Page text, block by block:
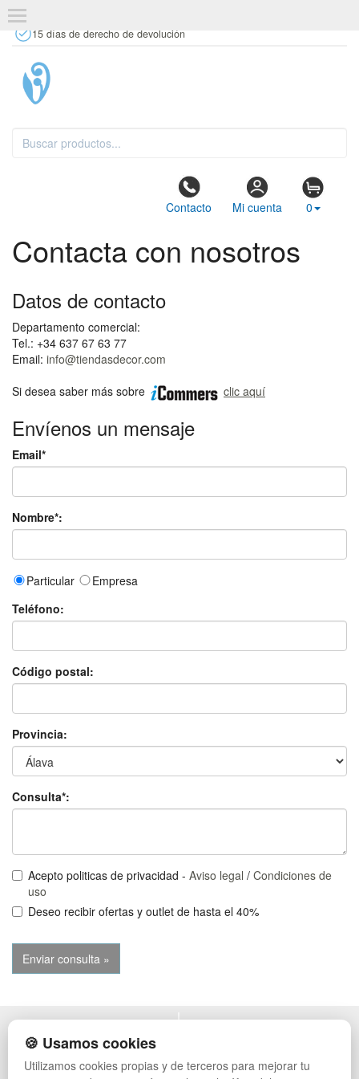
15 días de derecho de devolución
Contacto Mi cuenta 0
Contacta con nosotros
Datos de contacto
Departamento comercial:
Tel.: +34 637 67 63 77
Email: info@tiendasdecor.com
Si desea saber más sobre
clic aquí
Envíenos un mensaje
Email*
Nombre*:
Particular
Empresa
Teléfono:
Código postal:
Provincia:
Consulta*:
Acepto politicas de privacidad - Aviso legal / Condiciones de
uso
Deseo recibir ofertas y outlet de hasta el 40%
POLÍTICA DE PRIVACIDAD
CONDICIONES DE USO
CAMBIOS Y DEVOLUCIONES
MUEBLES VINTAGE
🍪 Usamos cookies
Utilizamos cookies propias y de terceros para mejorar tu